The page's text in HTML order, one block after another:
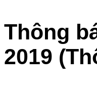
Thông
2019